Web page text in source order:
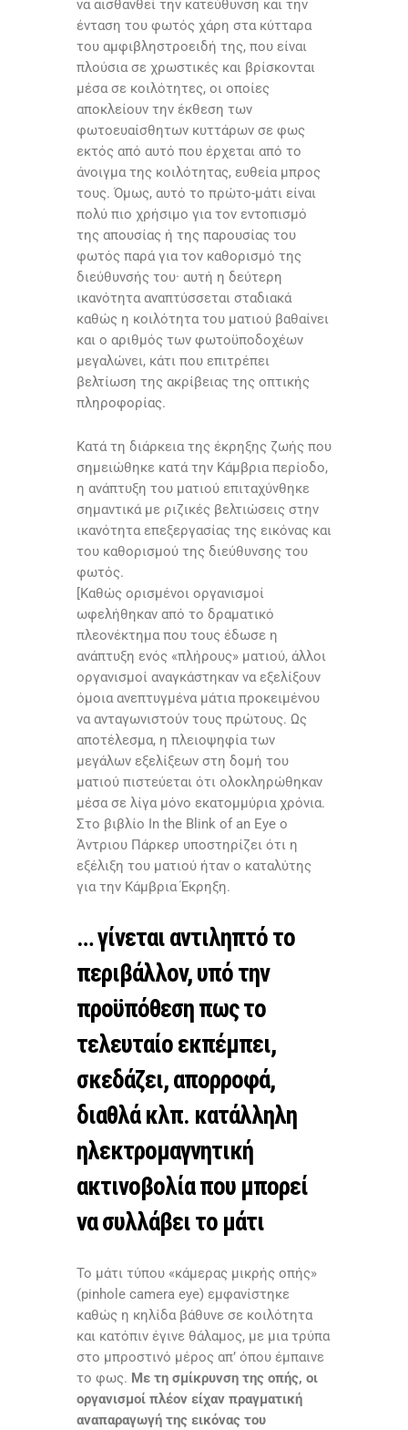
να αισθανθεί την κατεύθυνση και την
ένταση του φωτός χάρη στα κύτταρα
του αμφιβληστροειδή της, που είναι
πλούσια σε χρωστικές και βρίσκονται
μέσα σε κοιλότητες, οι οποίες
αποκλείουν την έκθεση των
φωτοευαίσθητων κυττάρων σε φως
εκτός από αυτό που έρχεται από το
άνοιγμα της κοιλότητας, ευθεία μπρος
τους. Όμως, αυτό το πρώτο-μάτι είναι
πολύ πιο χρήσιμο για τον εντοπισμό
της απουσίας ή της παρουσίας του
φωτός παρά για τον καθορισμό της
διεύθυνσής του· αυτή η δεύτερη
ικανότητα αναπτύσσεται σταδιακά
καθώς η κοιλότητα του ματιού βαθαίνει
και ο αριθμός των φωτοϋποδοχέων
μεγαλώνει, κάτι που επιτρέπει
βελτίωση της ακρίβειας της οπτικής
πληροφορίας.
Κατά τη διάρκεια της έκρηξης ζωής που
σημειώθηκε κατά την Κάμβρια περίοδο,
η ανάπτυξη του ματιού επιταχύνθηκε
σημαντικά με ριζικές βελτιώσεις στην
ικανότητα επεξεργασίας της εικόνας και
του καθορισμού της διεύθυνσης του
φωτός.
[Καθώς ορισμένοι οργανισμοί
ωφελήθηκαν από το δραματικό
πλεονέκτημα που τους έδωσε η
ανάπτυξη ενός «πλήρους» ματιού, άλλοι
οργανισμοί αναγκάστηκαν να εξελίξουν
όμοια ανεπτυγμένα μάτια προκειμένου
να ανταγωνιστούν τους πρώτους. Ως
αποτέλεσμα, η πλειοψηφία των
μεγάλων εξελίξεων στη δομή του
ματιού πιστεύεται ότι ολοκληρώθηκαν
μέσα σε λίγα μόνο εκατομμύρια χρόνια.
Στο βιβλίο In the Blink of an Eye ο
Άντριου Πάρκερ υποστηρίζει ότι η
εξέλιξη του ματιού ήταν ο καταλύτης
για την Κάμβρια Έκρηξη.
… γίνεται αντιληπτό το
περιβάλλον, υπό την
προϋπόθεση πως το
τελευταίο εκπέμπει,
σκεδάζει, απορροφά,
διαθλά κλπ. κατάλληλη
ηλεκτρομαγνητική
ακτινοβολία που μπορεί
να συλλάβει το μάτι
Το μάτι τύπου «κάμερας μικρής οπής»
(pinhole camera eye) εμφανίστηκε
καθώς η κηλίδα βάθυνε σε κοιλότητα
και κατόπιν έγινε θάλαμος, με μια τρύπα
στο μπροστινό μέρος απ’ όπου έμπαινε
το φως. Με τη σμίκρυνση της οπής, οι
οργανισμοί πλέον είχαν πραγματική
αναπαραγωγή της εικόνας του